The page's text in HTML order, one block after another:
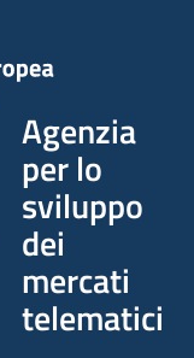
Agenzia
per lo
sviluppo
dei
mercati
telematici